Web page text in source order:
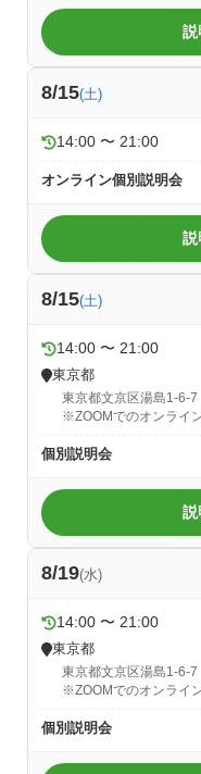
説
8/15(土)
14:00 〜 21:00
オンライン個別説明会
説
8/15(土)
14:00 〜 21:00
東京都
東京都文京区湯島1-
※ZOOMでのオンライ
個別説明会
説
8/19(水)
14:00 〜 21:00
東京都
東京都文京区湯島1-
※ZOOMでのオンライ
個別説明会